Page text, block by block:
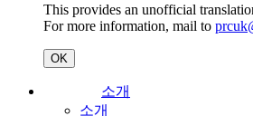
This provides an unofficial
For more information, mail to
OK
소개
소개